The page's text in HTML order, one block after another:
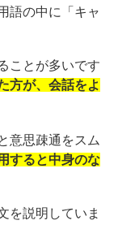
語の中に「キャ
ことが多いです
方が、会話をよ
意思疎通をスム
すると中身のな
を説明していま